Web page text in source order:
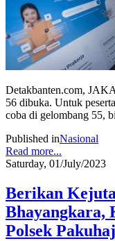
Detakbanten.com,
56 dibuka. Untuk
coba di gelombang 55,
Published inNasional
Read more...
Saturday, 01/July/2023
Berikan
Bhayangkara,
Polsek